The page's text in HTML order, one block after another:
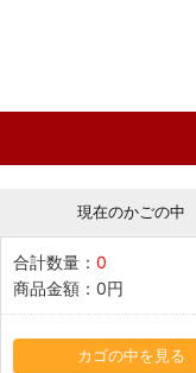
現在のかごの中
合計数量： 0
商品金額： 0円
カゴの中を見る